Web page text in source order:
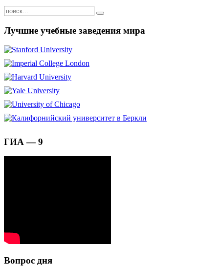
Лучшие учебные заведения мира
ГИА — 9
Вопрос дня